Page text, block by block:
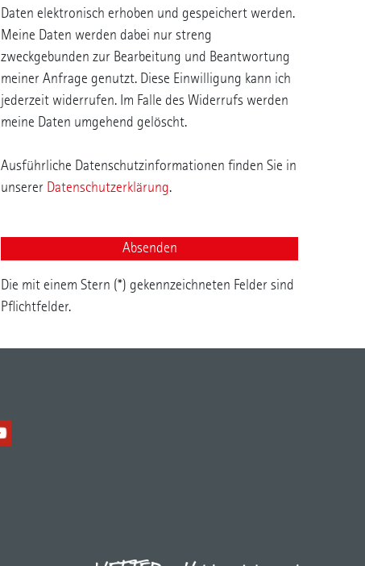
Daten elektronisch erhoben und gespeichert werden.
Meine Daten werden dabei nur streng
zweckgebunden zur Bearbeitung und Beantwortung
meiner Anfrage genutzt. Diese Einwilligung kann ich
jederzeit widerrufen. Im Falle des Widerrufs werden
meine Daten umgehend gelöscht.
Ausführliche Datenschutzinformationen finden Sie in
unserer Datenschutzerklärung.
Die mit einem Stern (*) gekennzeichneten Felder sind
Pflichtfelder.